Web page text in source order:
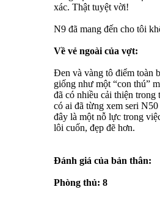
xác. Thật tuyệt vời!
N9 đã mang đến cho tôi
Về vẻ ngoài của vợt:
Đen và vàng tô điểm toàn
giống như một “con thú”
đã có nhiều cải thiện trong
có ai đã từng xem seri
đây là một nỗ lực trong
lôi cuốn, đẹp đẽ hơn.
Đánh giá của bản thân:
Phòng thủ: 8